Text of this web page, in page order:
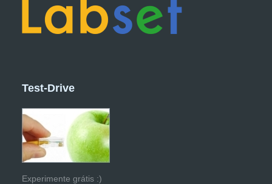
Test-Drive
Experimente grátis :)